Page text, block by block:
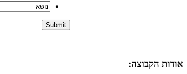
אודות הקבוצה: